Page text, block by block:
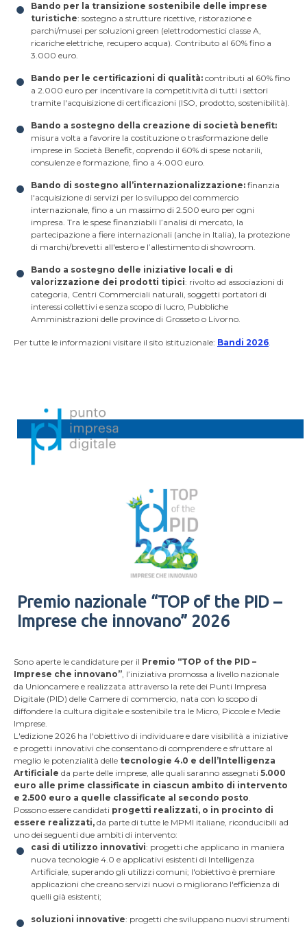
Bando per la transizione sostenibile delle imprese
turistiche: sostegno a strutture ricettive, ristorazione e
parchi/musei per soluzioni green (elettrodomestici classe A,
ricariche elettriche, recupero acqua). Contributo al 60% fino a
3.000 euro.
Bando per le certificazioni di qualità: contributi al 60% fino
a 2.000 euro per incentivare la competitività di tutti i settori
tramite l'acquisizione di certificazioni (ISO, prodotto, sostenibilità).
Bando a sostegno della creazione di società benefit:
misura volta a favorire la costituzione o trasformazione delle
imprese in Società Benefit, coprendo il 60% di spese notarili,
consulenze e formazione, fino a 4.000 euro.
Bando di sostegno all’internazionalizzazione: finanzia
l'acquisizione di servizi per lo sviluppo del commercio
internazionale, fino a un massimo di 2.500 euro per ogni
impresa. Tra le spese finanziabili l’analisi di mercato, la
partecipazione a fiere internazionali (anche in Italia), la protezione
di marchi/brevetti all'estero e l’allestimento di showroom.
Bando a sostegno delle iniziative locali e di
valorizzazione dei prodotti tipici: rivolto ad associazioni di
categoria, Centri Commerciali naturali, soggetti portatori di
interessi collettivi e senza scopo di lucro, Pubbliche
Amministrazioni delle province di Grosseto o Livorno.
Per tutte le informazioni visitare il sito istituzionale: Bandi 2026.
Premio nazionale “TOP of the PID –
Imprese che innovano” 2026
Sono aperte le candidature per il Premio “TOP of the PID –
Imprese che innovano”, l’iniziativa promossa a livello nazionale
da Unioncamere e realizzata attraverso la rete dei Punti Impresa
Digitale (PID) delle Camere di commercio, nata con lo scopo di
diffondere la cultura digitale e sostenibile tra le Micro, Piccole e Medie
Imprese.
L'edizione 2026 ha l'obiettivo di individuare e dare visibilità a iniziative
e progetti innovativi che consentano di comprendere e sfruttare al
meglio le potenzialità delle tecnologie 4.0 e dell’Intelligenza
Artificiale da parte delle imprese, alle quali saranno assegnati 5.000
euro alle prime classificate in ciascun ambito di intervento
e 2.500 euro a quelle classificate al secondo posto.
Possono essere candidati progetti realizzati, o in procinto di
essere realizzati, da parte di tutte le MPMI italiane, riconducibili ad
uno dei seguenti due ambiti di intervento:
casi di utilizzo innovativi: progetti che applicano in maniera
nuova tecnologie 4.0 e applicativi esistenti di Intelligenza
Artificiale, superando gli utilizzi comuni; l'obiettivo è premiare
applicazioni che creano servizi nuovi o migliorano l'efficienza di
quelli già esistenti;
soluzioni innovative: progetti che sviluppano nuovi strumenti